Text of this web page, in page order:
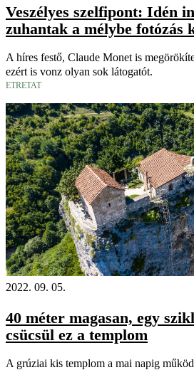
Veszélyes szelfipont: Idén
zuhantak a mélybe fotózás
A híres festő, Claude Monet is
ezért is vonz olyan sok látogatót.
ETRETAT
2022. 09. 05.
40 méter magasan, egy
csücsül ez a templom
A grúziai kis templom a mai napig